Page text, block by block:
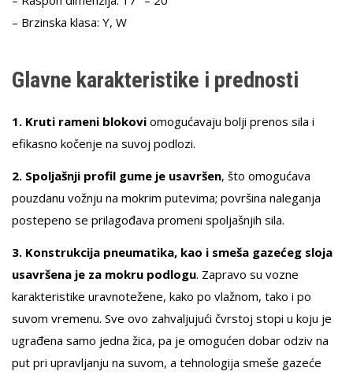
– Brzinska klasa: Y, W
Glavne karakteristike i prednosti
1. Kruti rameni blokovi omogućavaju bolji prenos sila i
efikasno kočenje na suvoj podlozi.
2. Spoljašnji profil gume je usavršen, što omogućava
pouzdanu vožnju na mokrim putevima; površina naleganja
postepeno se prilagođava promeni spoljašnjih sila.
3. Konstrukcija pneumatika, kao i smeša gazećeg sloja
usavršena je za mokru podlogu. Zapravo su vozne
karakteristike uravnotežene, kako po vlažnom, tako i po
suvom vremenu. Sve ovo zahvaljujući čvrstoj stopi u koju je
ugrađena samo jedna žica, pa je omogućen dobar odziv na
put pri upravljanju na suvom, a tehnologija smeše gazeće